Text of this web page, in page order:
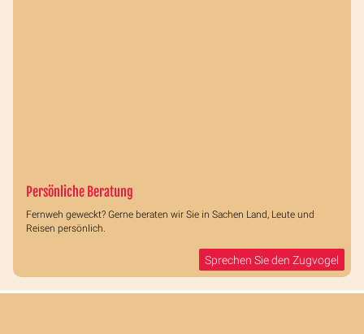
Persönliche Beratung
Fernweh geweckt? Gerne beraten wir Sie in Sachen Land, Leute und
Reisen persönlich.
Sprechen Sie den Zugvogel